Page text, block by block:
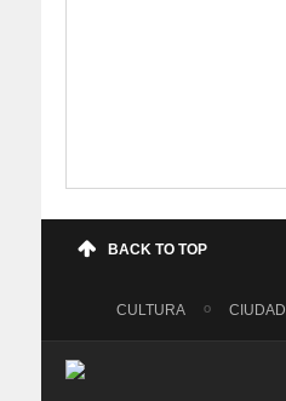
BACK TO TOP
CULTURA CIUDAD